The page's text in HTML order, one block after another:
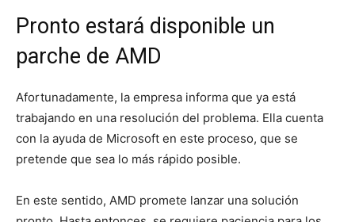
Pronto estará disponible un
parche de AMD
Afortunadamente, la empresa informa que ya está
trabajando en una resolución del problema. Ella cuenta
con la ayuda de Microsoft en este proceso, que se
pretende que sea lo más rápido posible.
En este sentido, AMD promete lanzar una solución